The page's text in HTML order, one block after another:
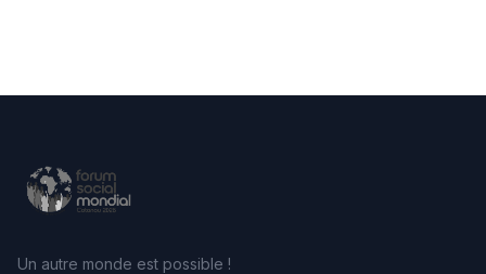
Un autre monde est possible !